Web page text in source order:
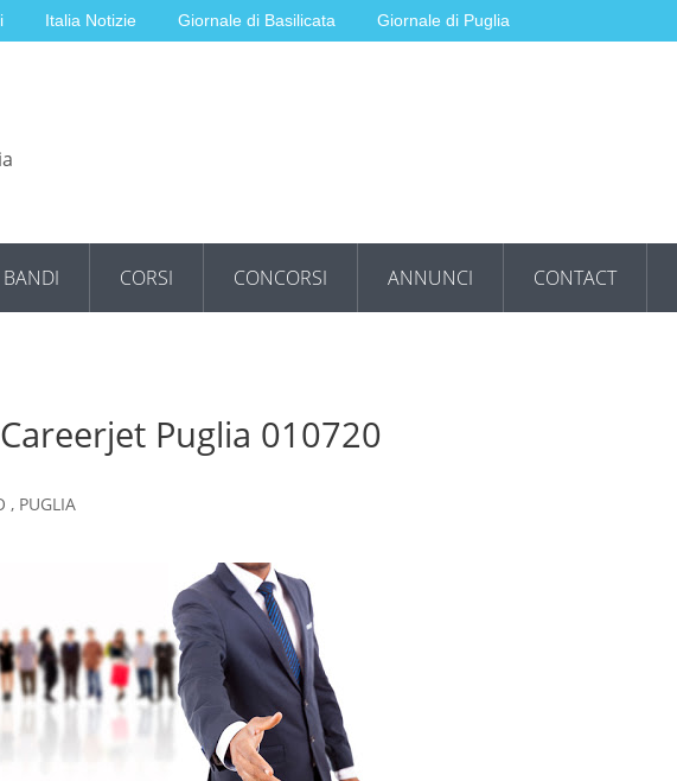
Italia Notizie Giornale di Basilicata Giornale di Puglia
BANDI CORSI CONCORSI ANNUNCI CONTACT
Puglia 010720
, PUGLIA